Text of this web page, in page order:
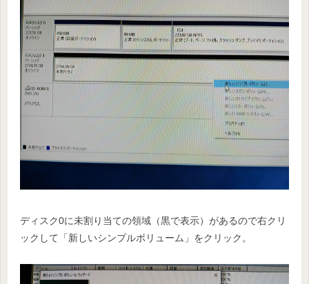
ディスク0に未割り当ての領域（黒で表示）があるので右クリ
ックして「新しいシンプルボリューム」をクリック。